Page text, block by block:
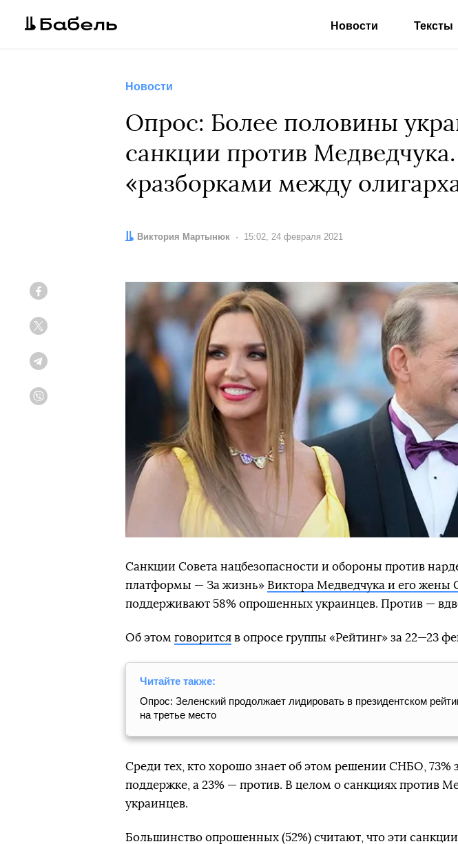
Новости Тексты
Новости
Опрос: Более половины
санкции против
«разборками между
Автор:
Виктория Мартынюк Дата:
15:02, 24 февраля 2021
Санкции Совета нацбезопасности и обороны против
платформы — За жизнь» Виктора Медведчука и его
поддерживают 58% опрошенных украинцев. Против —
Об этом говорится в опросе группы «Рейтинг» за 22—23
Читайте также:
Опрос: Зеленский продолжает лидировать в президентском
на третье место
Среди тех, кто хорошо знает об этом решении СНБО, 73%
поддержке, а 23% — против. В целом о санкциях против
украинцев.
Большинство опрошенных (52%) считают, что эти